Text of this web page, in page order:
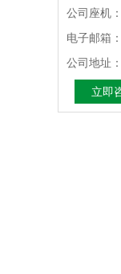
公司座机
电子邮箱
公司地址
立即